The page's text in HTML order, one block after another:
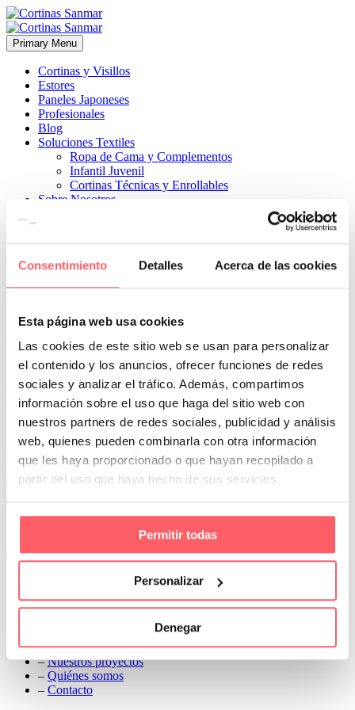
Consentimiento Detalles Acerca de las cookies
Esta página web usa cookies
Las cookies de este sitio web se usan para personalizar
el contenido y los anuncios, ofrecer funciones de redes
sociales y analizar el tráfico. Además, compartimos
información sobre el uso que haga del sitio web con
nuestros partners de redes sociales, publicidad y análisis
web, quienes pueden combinarla con otra información
que les haya proporcionado o que hayan recopilado a
partir del uso que haya hecho de sus servicios.
Permitir todas
Personalizar
Denegar
Primary Menu
Cortinas y Visillos
Estores
Paneles Japoneses
Profesionales
Blog
Soluciones Textiles
Ropa de Cama y Complementos
Infantil Juvenil
Cortinas Técnicas y Enrollables
Sobre Nosotros
¿Cómo Trabajamos?
 
MODERNO
Colección capricho disponible también en tonos rojos y naranjas
Prev
Next
Conoce Cortinas Sanmar
c/ Madrid nº 87 Local 1 y 5 28970 Madrid
91 498 08 97
699 241 888
info@cortinassanmar.es
Qué y cómo lo hacemos
–Preguntas frecuentes
–Nuestros proyectos
– Quiénes somos
– Contacto